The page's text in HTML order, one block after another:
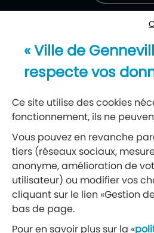
Réseaux
Suivez-
Retrouvez nous
« Ville de
respecte vos
Ce site utilise des cookies
fonctionnement, ils ne
Vous pouvez en revanche
tiers (réseaux sociaux,
anonyme, amélioration de
utilisateur) ou modifier vos
cliquant sur le lien «Gestion
bas de page.
Pour en savoir plus sur la «